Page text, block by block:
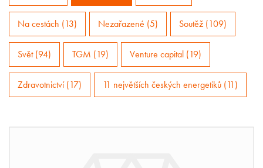
Na cestách (13) Nezařazené (5) Soutěž (109)
Svět (94) TGM (19) Venture capital (19)
Zdravotnictví (17) 11 největších českých energetiků (11)